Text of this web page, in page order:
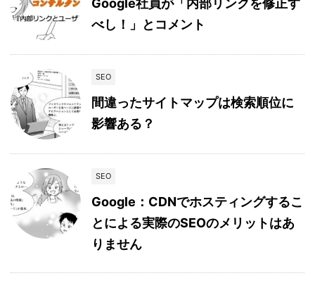
Google社員が「内部リンクを修正す
べし！」とコメント
SEO
間違ったサイトマップは検索順位に
影響ある？
SEO
Google：CDNでホスティングするこ
とによる実際のSEOのメリットはあ
りません